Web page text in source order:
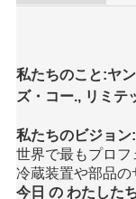
私たちのこと:ヤ
ズ・コー., リミテ
私たちのビジョン:
世界で最もプロフ
冷蔵装置や部品
今日 の わたした